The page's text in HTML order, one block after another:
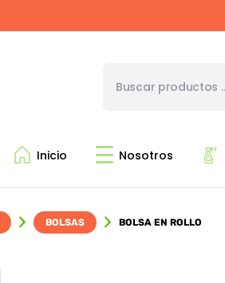
Inicio Nosotros
BOLSAS BOLSA EN ROLLO